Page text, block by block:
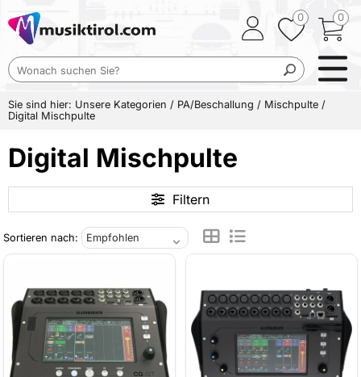
0
0
Sie sind hier: Unsere Kategorien / PA/Beschallung / Mischpulte /
Digital Mischpulte
Digital Mischpulte
Filtern
Sortieren nach: